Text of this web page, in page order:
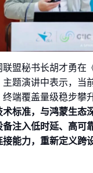
盟秘书长胡才勇在
题演讲中表示，当
端覆盖量级稳步攀升
标准，与鸿蒙生态
注入低时延、高可
能力，重新定义跨